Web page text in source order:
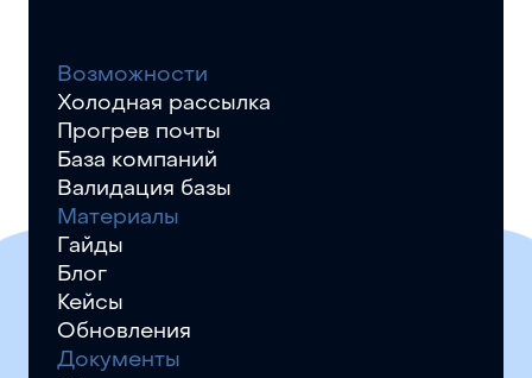
Возможности
Холодная рассылка
Прогрев почты
База компаний
Валидация базы
Материалы
Гайды
Блог
Кейсы
Обновления
Документы